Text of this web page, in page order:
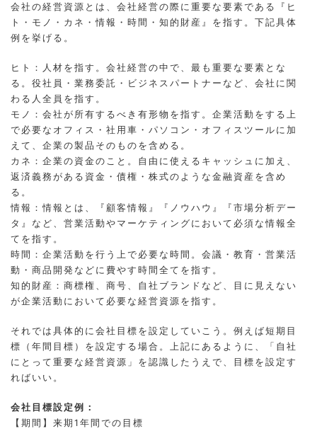
会社の経営資源とは、会社経営の際に重要な要素である『ヒ
ト・モノ・カネ・情報・時間・知的財産』を指す。下記具体
例を挙げる。
ヒト：人材を指す。会社経営の中で、最も重要な要素とな
る。役社員・業務委託・ビジネスパートナーなど、会社に関
わる人全員を指す。
モノ：会社が所有するべき有形物を指す。企業活動をする上
で必要なオフィス・社用車・パソコン・オフィスツールに加
えて、企業の製品そのものを含める。
カネ：企業の資金のこと。自由に使えるキャッシュに加え、
返済義務がある資金・債権・株式のような金融資産を含め
る。
情報：情報とは、『顧客情報』『ノウハウ』『市場分析デー
タ』など、営業活動やマーケティングにおいて必須な情報全
てを指す。
時間：企業活動を行う上で必要な時間。会議・教育・営業活
動・商品開発などに費やす時間全てを指す。
知的財産：商標権、商号、自社ブランドなど、目に見えない
が企業活動において必要な経営資源を指す。
それでは具体的に会社目標を設定していこう。例えば短期目
標（年間目標）を設定する場合。上記にあるように、「自社
にとって重要な経営資源」を認識したうえで、目標を設定す
ればいい。
会社目標設定例：
【期間】来期1年間での目標